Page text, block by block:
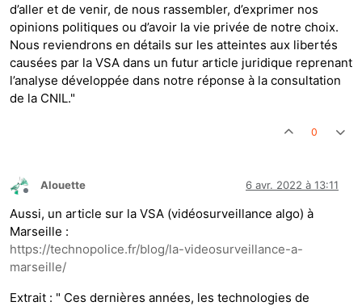
d’aller et de venir, de nous rassembler, d’exprimer nos
opinions politiques ou d’avoir la vie privée de notre choix.
Nous reviendrons en détails sur les atteintes aux libertés
causées par la VSA dans un futur article juridique reprenant
l’analyse développée dans notre réponse à la consultation
de la CNIL."
0
Hors-ligne
Alouette 6 avr. 2022 à 13:11
Aussi, un article sur la VSA (vidéosurveillance algo) à
Marseille :
https://technopolice.fr/blog/la-videosurveillance-a-
marseille/
Extrait : " Ces dernières années, les technologies de